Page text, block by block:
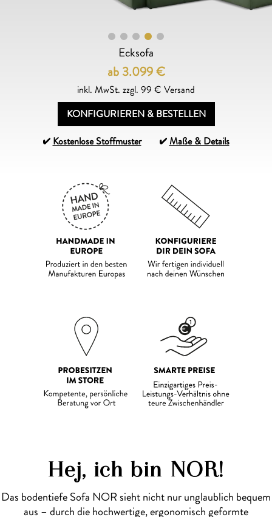
Ecksofa
ab 3.099€
inkl. MwSt. zzgl. 99 € Versand
KONFIGURIEREN & BESTELLEN
Kostenlose Stoffmuster
Maße & Details
Hej, ich bin NOR!
Das bodentiefe Sofa NOR sieht nicht nur unglaublich bequem
aus – durch die hochwertige, ergonomisch geformte